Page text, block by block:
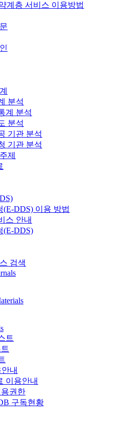
계층 서비스 이용방법
분석
계 분석
분석
기관 분석
기관 분석
제
(E-DDS) 이용 방법
스 안내
(E-DDS)
검색
트
내
이용안내
권한
구독현황